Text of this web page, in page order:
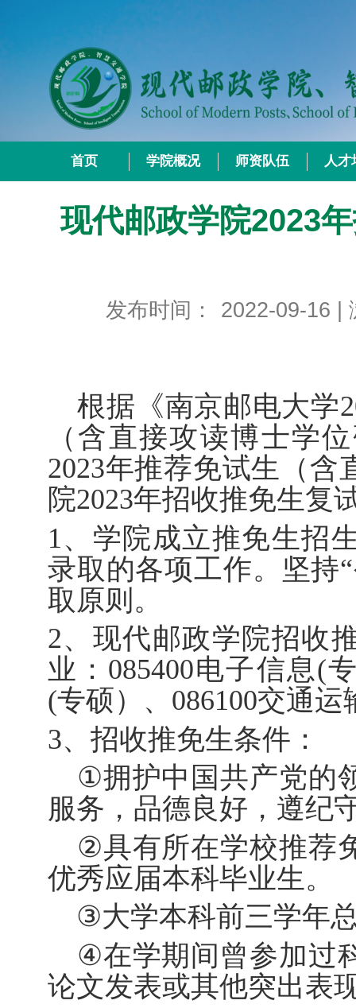
首页 学院概况 师资队伍 人才
现代邮政学院2023
发布时间： 2022-09-16
根据《南京邮电大学
（含直接攻读博士学
2023年推荐免试生（含
院2023年招收推免生复
1 、学院成立推免生招
录取的各项工作。坚持
取原则。
2、现代邮政学院招收
业： 085400电子信息(
(专硕）、 086100交通运
3、招收推免生条件：
①拥护中国共产党的
服务，品德良好，遵纪
②具有所在学校推荐
优秀应届本科毕业生。
③大学本科前三学年
④在学期间曾参加过
论文发表或其他突出表